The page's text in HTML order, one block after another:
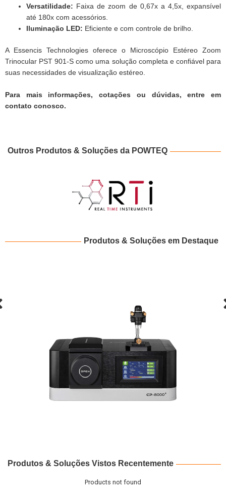
Versatilidade: Faixa de zoom de 0,67x a 4,5x, expansível
até 180x com acessórios.
Iluminação LED: Eficiente e com controle de brilho.
A Essencis Technologies oferece o Microscópio Estéreo Zoom
Trinocular PST 901-S como uma solução completa e confiável para
suas necessidades de visualização estéreo.
Para mais informações, cotações ou dúvidas, entre em
contato conosco.
Outros Produtos & Soluções da POWTEQ
Produtos & Soluções em Destaque
Produtos & Soluções Vistos Recentemente
Products not found